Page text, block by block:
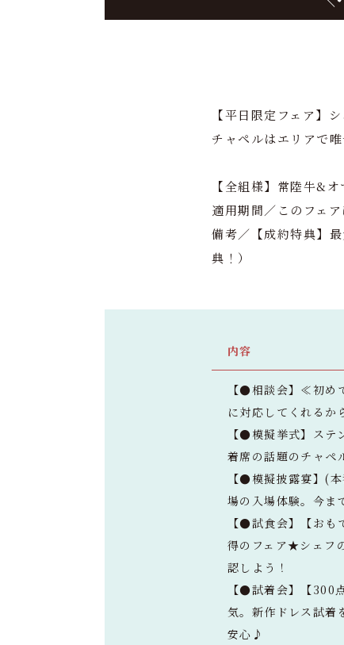
【平日限定フェア】
チャペルはエリアで
【全組様】常陸牛&
適用期間／このフェ
備考／【成約特典】
典！）
内容
【●相談会】≪初め
に対応してくれる
【●模擬挙式】ステ
着席の話題のチャペ
【●模擬披露宴】(
場の入場体験。今ま
【●試食会】【おも
得のフェア★シェフ
認しよう！
【●試着会】【300
気。新作ドレス試着
安心♪